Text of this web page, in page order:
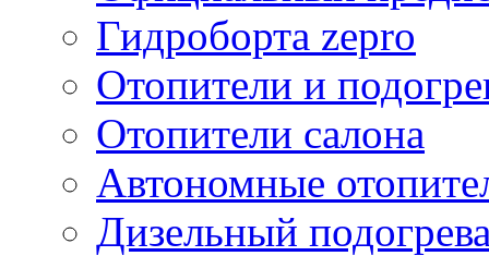
Гидроборта zepro
Отопители и
Отопители салона
Автономные
Дизельный